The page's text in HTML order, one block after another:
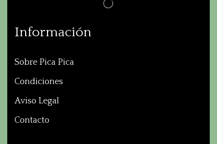
Información
Sobre Pica Pica
Condiciones
Aviso Legal
Contacto